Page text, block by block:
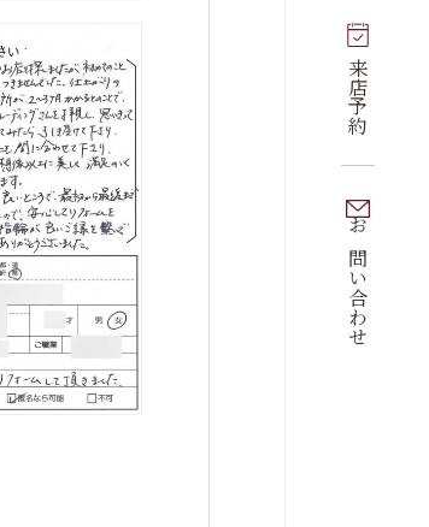
来店予約
お問い合わせ